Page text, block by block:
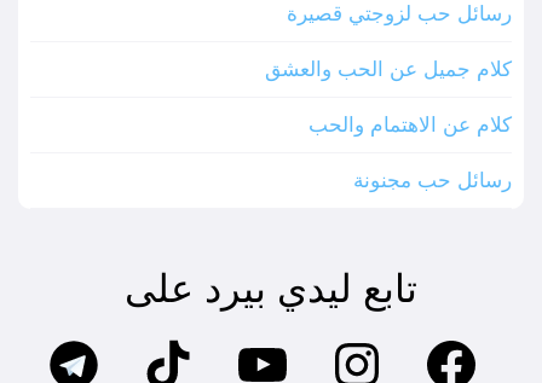
رسائل حب لزوجتي قصيرة
كلام جميل عن الحب والعشق
كلام عن الاهتمام والحب
رسائل حب مجنونة
تابع ليدي بيرد على